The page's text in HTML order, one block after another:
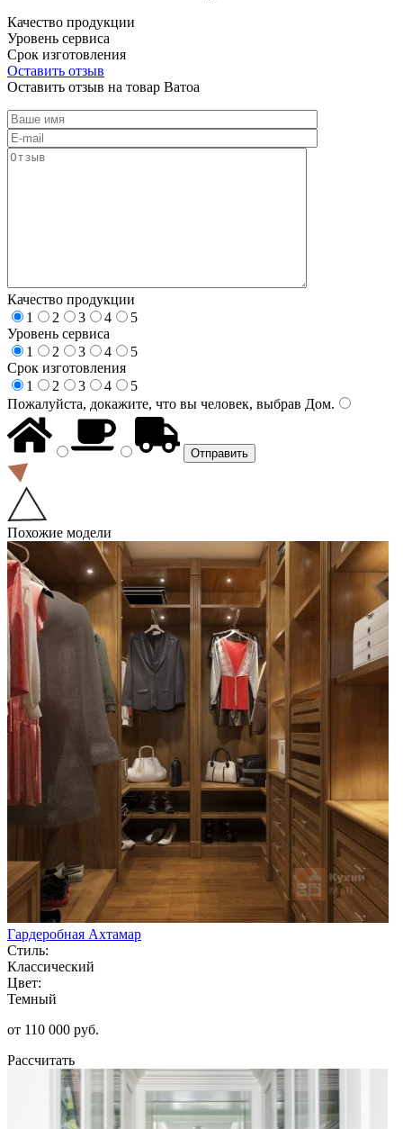
Качество продукции
Уровень сервиса
Срок изготовления
Оставить отзыв
Оставить отзыв на товар Ватоа
Качество продукции
1
2 3 4
5
Уровень сервиса
1
2 3 4
5
Срок изготовления
1
2 3 4
5
Пожалуйста, докажите, что вы человек, выбрав Дом.
Похожие модели
Гардеробная Ахтамар
Стиль:
Классический
Цвет:
Темный
от 110 000 руб.
Рассчитать